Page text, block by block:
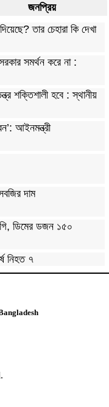
জনপ্রিয়
তার চেহারা কি দেখা
সমর্থন করে না :
শক্তিশালী হবে : স্থানীয়
আইনমন্ত্রী
দাম
ডিমের ডজন ১৫০
নিহত ৭
বিলে স্বাক্ষর করলেন
অপচেষ্টা চলছে: